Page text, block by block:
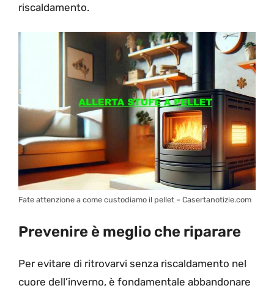
riscaldamento.
Fate attenzione a come custodiamo il pellet – Casertanotizie.com
Prevenire è meglio che riparare
Per evitare di ritrovarvi senza riscaldamento nel
cuore dell’inverno, è fondamentale abbandonare